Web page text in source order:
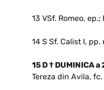
13 VSf. Romeo,
14 S Sf. Calist I, pp.
15 D † DUMINICA
Tereza din Avila, fc.